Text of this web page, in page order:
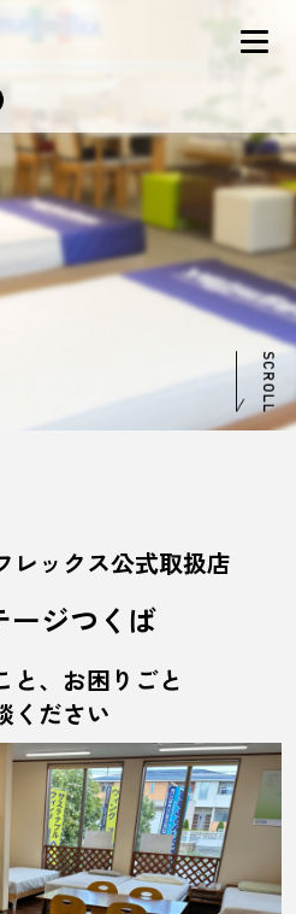
レックス公式取扱店
ージつくば
と、お困りごと
ください